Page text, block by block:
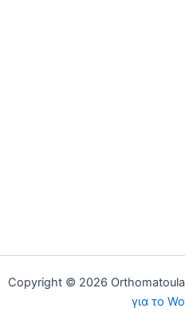
Copyright © 2026
για το